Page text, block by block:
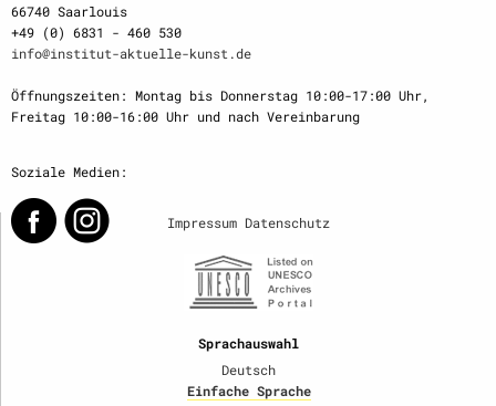
66740 Saarlouis
+49 (0) 6831 - 460 530
info@institut-aktuelle-kunst.de
Öffnungszeiten: Montag bis Donnerstag 10:00-17:00 Uhr,
Freitag 10:00-16:00 Uhr und nach Vereinbarung
Soziale Medien:
Impressum Datenschutz
Sprachauswahl
Deutsch
Einfache Sprache